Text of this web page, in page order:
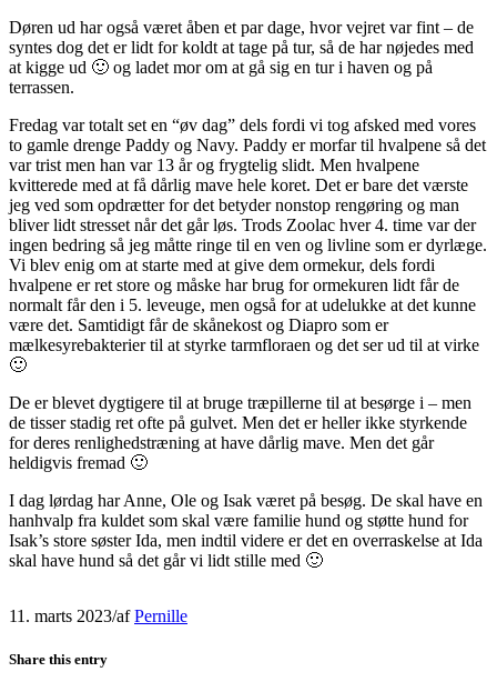
Døren ud har også været åben et par dage, hvor vejret var fint – de
syntes dog det er lidt for koldt at tage på tur, så de har nøjedes med
at kigge ud 🙂 og ladet mor om at gå sig en tur i haven og på
terrassen.
Fredag var totalt set en “øv dag” dels fordi vi tog afsked med vores
to gamle drenge Paddy og Navy. Paddy er morfar til hvalpene så det
var trist men han var 13 år og frygtelig slidt. Men hvalpene
kvitterede med at få dårlig mave hele koret. Det er bare det værste
jeg ved som opdrætter for det betyder nonstop rengøring og man
bliver lidt stresset når det går løs. Trods Zoolac hver 4. time var der
ingen bedring så jeg måtte ringe til en ven og livline som er dyrlæge.
Vi blev enig om at starte med at give dem ormekur, dels fordi
hvalpene er ret store og måske har brug for ormekuren lidt får de
normalt får den i 5. leveuge, men også for at udelukke at det kunne
være det. Samtidigt får de skånekost og Diapro som er
mælkesyrebakterier til at styrke tarmfloraen og det ser ud til at virke
🙂
De er blevet dygtigere til at bruge træpillerne til at besørge i – men
de tisser stadig ret ofte på gulvet. Men det er heller ikke styrkende
for deres renlighedstræning at have dårlig mave. Men det går
heldigvis fremad 🙂
I dag lørdag har Anne, Ole og Isak været på besøg. De skal have en
hanhvalp fra kuldet som skal være familie hund og støtte hund for
Isak’s store søster Ida, men indtil videre er det en overraskelse at Ida
skal have hund så det går vi lidt stille med 🙂
11. marts 2023/afPernille
Share this entry